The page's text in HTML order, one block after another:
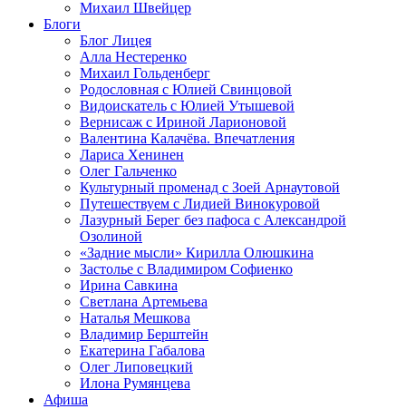
Михаил Швейцер
Блоги
Блог Лицея
Алла Нестеренко
Михаил Гольденберг
Родословная с Юлией Свинцовой
Видоискатель с Юлией Утышевой
Вернисаж с Ириной Ларионовой
Валентина Калачёва. Впечатления
Лариса Хенинен
Олег Гальченко
Культурный променад с Зоей Арнаутовой
Путешествуем с Лидией Винокуровой
Лазурный Берег без пафоса с Александрой
Озолиной
«Задние мысли» Кирилла Олюшкина
Застолье с Владимиром Софиенко
Ирина Савкина
Светлана Артемьева
Наталья Мешкова
Владимир Берштейн
Екатерина Габалова
Олег Липовецкий
Илона Румянцева
Афиша